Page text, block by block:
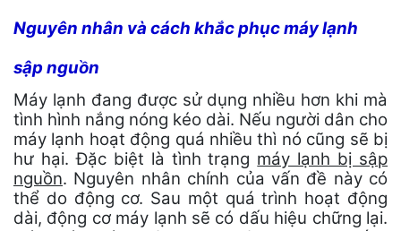
Nguyên nhân và cách khắc phục máy lạnh
sập nguồn
Máy lạnh đang được sử dụng nhiều hơn khi mà
tình hình nắng nóng kéo dài. Nếu người dân cho
máy lạnh hoạt động quá nhiều thì nó cũng sẽ bị
hư hại. Đặc biệt là tình trạng máy lạnh bị sập
nguồn. Nguyên nhân chính của vấn đề này có
thể do động cơ. Sau một quá trình hoạt động
dài, động cơ máy lạnh sẽ có dấu hiệu chững lại.